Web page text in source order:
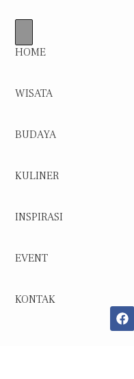
HOME
WISATA
BUDAYA
KULINER
INSPIRASI
EVENT
KONTAK